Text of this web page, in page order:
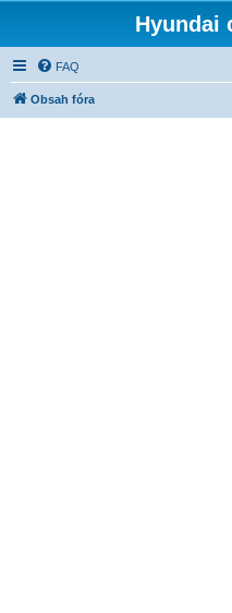
Hyundai
FAQ
Obsah fóra